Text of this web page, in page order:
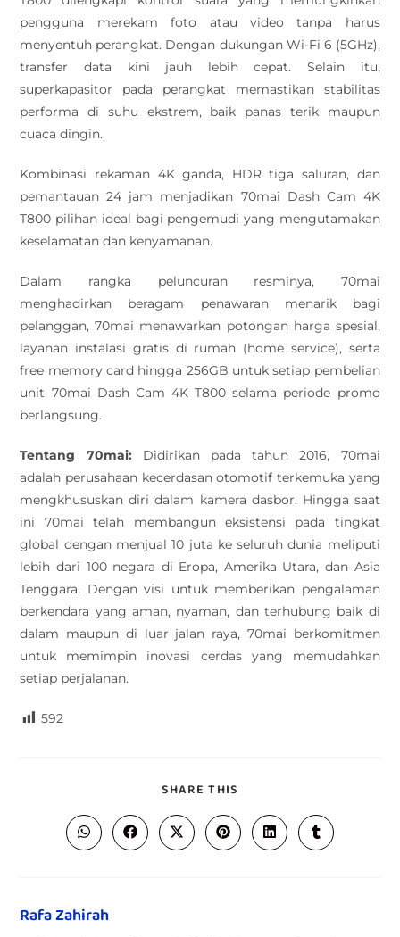
pengguna merekam foto atau video tanpa harus
menyentuh perangkat. Dengan dukungan Wi-Fi 6 (5GHz),
transfer data kini jauh lebih cepat. Selain itu,
superkapasitor pada perangkat memastikan stabilitas
performa di suhu ekstrem, baik panas terik maupun
cuaca dingin.
Kombinasi rekaman 4K ganda, HDR tiga saluran, dan
pemantauan 24 jam menjadikan 70mai Dash Cam 4K
T800 pilihan ideal bagi pengemudi yang mengutamakan
keselamatan dan kenyamanan.
Dalam rangka peluncuran resminya, 70mai
menghadirkan beragam penawaran menarik bagi
pelanggan, 70mai menawarkan potongan harga spesial,
layanan instalasi gratis di rumah (home service), serta
free memory card hingga 256GB untuk setiap pembelian
unit 70mai Dash Cam 4K T800 selama periode promo
berlangsung.
Tentang 70mai: Didirikan pada tahun 2016, 70mai
adalah perusahaan kecerdasan otomotif terkemuka yang
mengkhususkan diri dalam kamera dasbor. Hingga saat
ini 70mai telah membangun eksistensi pada tingkat
global dengan menjual 10 juta ke seluruh dunia meliputi
lebih dari 100 negara di Eropa, Amerika Utara, dan Asia
Tenggara. Dengan visi untuk memberikan pengalaman
berkendara yang aman, nyaman, dan terhubung baik di
dalam maupun di luar jalan raya, 70mai berkomitmen
untuk memimpin inovasi cerdas yang memudahkan
setiap perjalanan.
592
SHARE THIS
Rafa Zahirah